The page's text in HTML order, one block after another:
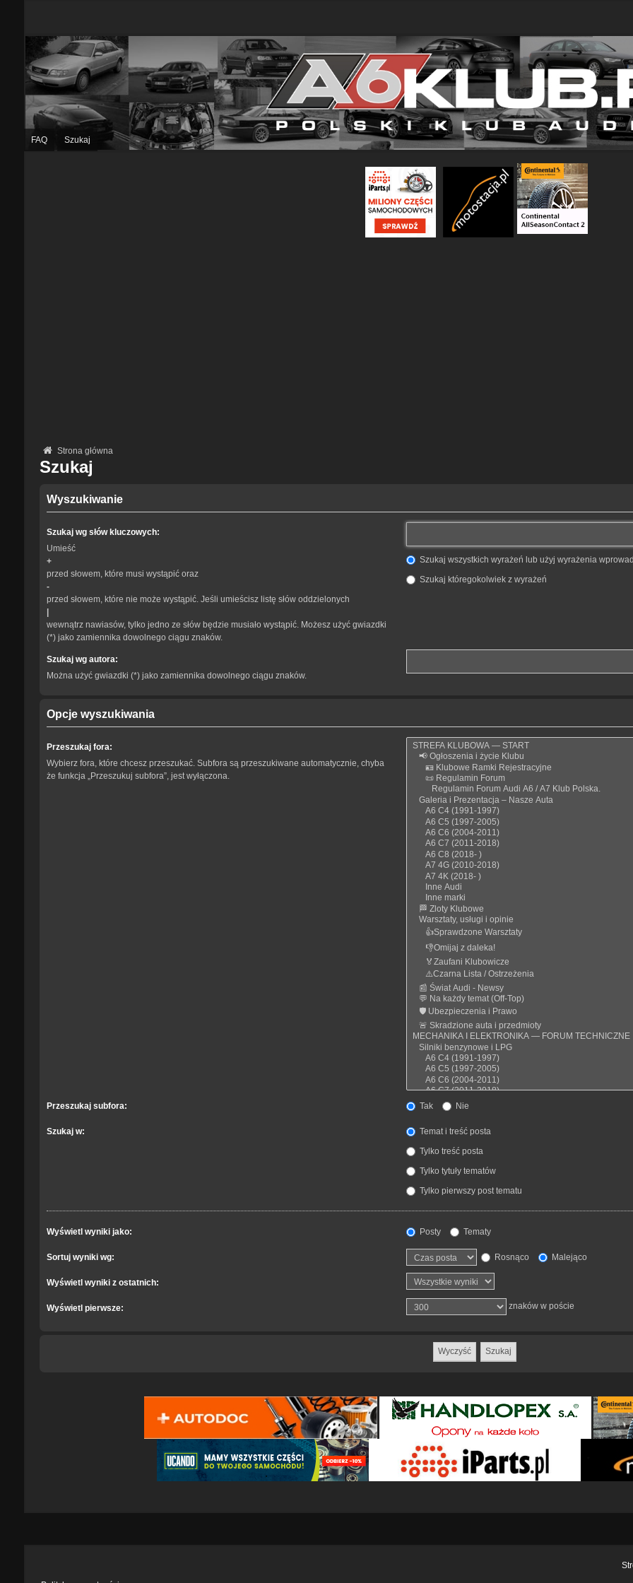
FAQ Szukaj
Strona główna
Szukaj
Wyszukiwanie
Szukaj wg słów kluczowych:
Umieść
+
przed słowem, które musi wystąpić oraz
-
przed słowem, które nie może wystąpić. Jeśli umieścisz listę słów oddzielonych
wewnątrz nawiasów, tylko jedno ze słów będzie musiało wystąpić. Możesz użyć gwiazdki
(*) jako zamiennika dowolnego ciągu znaków.
Szukaj wszystkich wyrażeń lub użyj wyrażenia
Szukaj któregokolwiek z wyrażeń
Szukaj wg autora:
Można użyć gwiazdki (*) jako zamiennika dowolnego ciągu znaków.
Opcje wyszukiwania
Przeszukaj fora:
Wybierz fora, które chcesz przeszukać. Subfora są przeszukiwane automatycznie, chyba
że funkcja „Przeszukuj subfora”, jest wyłączona.
Przeszukaj subfora: Tak Nie
Szukaj w:
Temat i treść posta
Tylko treść posta
Tylko tytuły tematów
Tylko pierwszy post tematu
Wyświetl wyniki jako: Posty Tematy
Sortuj wyniki wg: Rosnąco Malejąco
Wyświetl wyniki z ostatnich:
Wyświetl pierwsze: znaków w poście